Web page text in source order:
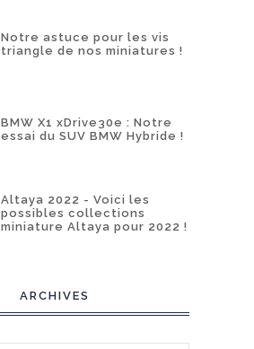
Notre astuce pour les vis
triangle de nos miniatures !
BMW X1 xDrive30e : Notre
essai du SUV BMW Hybride !
Altaya 2022 - Voici les
possibles collections
miniature Altaya pour 2022 !
ARCHIVES